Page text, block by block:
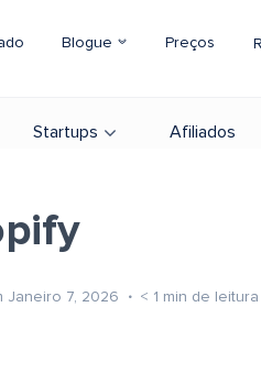
Blogue Preços
Startups Afiliados
Janeiro 7, 2026 < 1 min de leitura